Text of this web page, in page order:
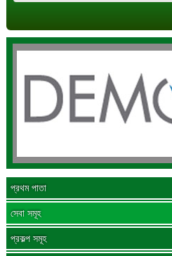
প্রথম পাতা
সেবা সমূহ
প্রকল্প সমূহ